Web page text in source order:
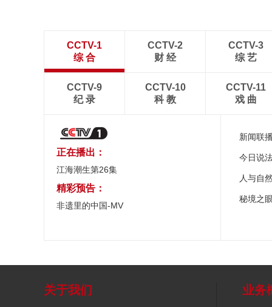
CCTV-1
综 合
CCTV-2
财 经
CCTV-3
综 艺
CCTV-9
纪 录
CCTV-10
科 教
CCTV-11
戏 曲
正在播出：
江海潮生第26集
精彩预告：
非遗里的中国-MV
新闻联
今日说
人与自
秘境之
关于我们 业务